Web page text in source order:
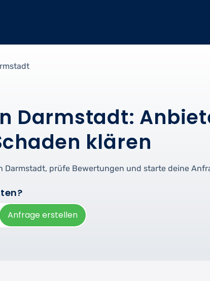
Darmstadt:
klären
Darmstadt, prüfe Bewertungen und starte deine
Anfrage erstellen